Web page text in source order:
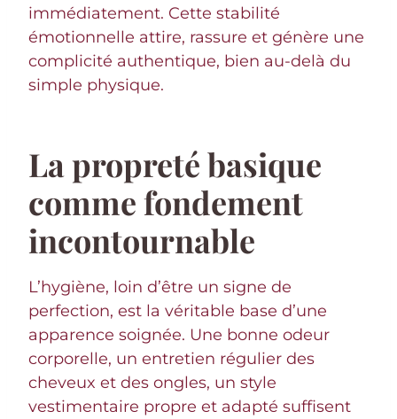
immédiatement. Cette stabilité
émotionnelle attire, rassure et génère une
complicité authentique, bien au-delà du
simple physique.
La propreté basique
comme fondement
incontournable
L’hygiène, loin d’être un signe de
perfection, est la véritable base d’une
apparence soignée. Une bonne odeur
corporelle, un entretien régulier des
cheveux et des ongles, un style
vestimentaire propre et adapté suffisent